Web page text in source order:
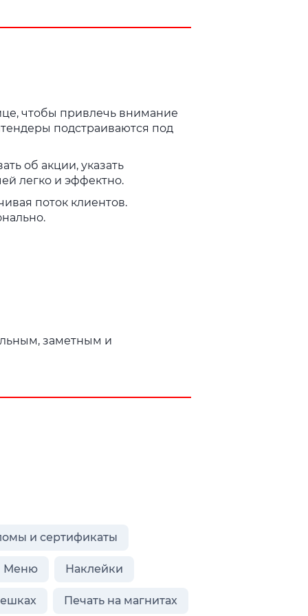
чтобы привлечь внимание
подстраиваются под
об акции, указать
легко и эффектно.
поток клиентов.
заметным и
и сертификаты
Меню Наклейки
Печать на магнитах